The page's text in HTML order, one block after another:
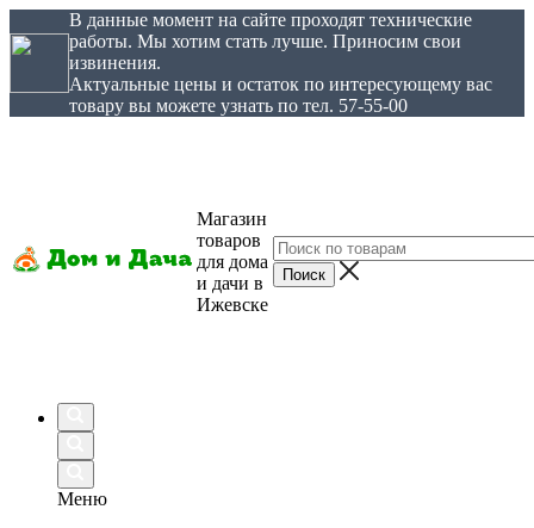
В данные момент на сайте проходят технические
работы. Мы хотим стать лучше. Приносим свои
извинения.
Актуальные цены и остаток по интересующему вас
товару вы можете узнать по тел. 57-55-00
Магазин
товаров
для дома
и дачи в
Ижевске
Меню